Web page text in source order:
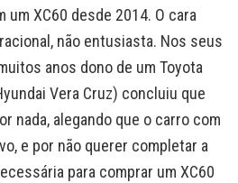
XC60 desde 2014. O cara
não entusiasta. Nos seus
anos dono de um Toyota
Vera Cruz) concluiu que
nada, alegando que o carro com
e por não querer completar a
para comprar um XC60